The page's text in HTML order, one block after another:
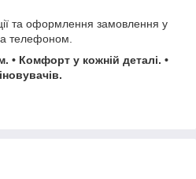
та оформлення замовлення у
телефоном.
• Комфорт у кожній деталі. •